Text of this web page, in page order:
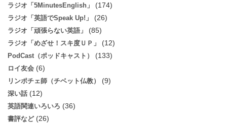
ラジオ「5MinutesEnglish」 (174)
ラジオ「英語でSpeak Up!」 (26)
ラジオ「頑張らない英語」 (85)
ラジオ「めざせ！スキ度ＵＰ」 (12)
PodCast（ポッドキャスト） (133)
ロイ友会 (6)
リンポチェ師（チベット仏教） (9)
深い話 (12)
英語関連いろいろ (36)
書評など(26)